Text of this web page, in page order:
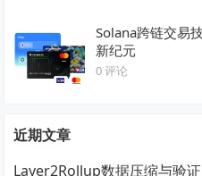
Solana跨链交易
新纪元
0 评论
近期文章
Layer2Rollup数据压缩与验